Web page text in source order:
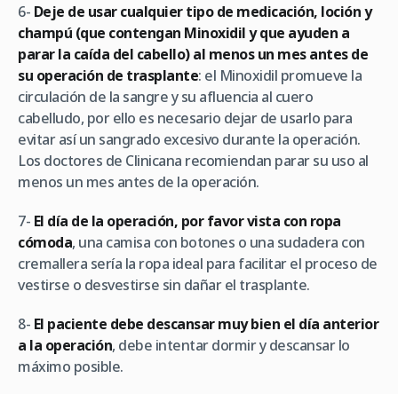
6- Deje de usar cualquier tipo de medicación, loción y
champú (que contengan Minoxidil y que ayuden a
parar la caída del cabello) al menos un mes antes de
su operación de trasplante: el Minoxidil promueve la
circulación de la sangre y su afluencia al cuero
cabelludo, por ello es necesario dejar de usarlo para
evitar así un sangrado excesivo durante la operación.
Los doctores de Clinicana recomiendan parar su uso al
menos un mes antes de la operación.
7- El día de la operación, por favor vista con ropa
cómoda, una camisa con botones o una sudadera con
cremallera sería la ropa ideal para facilitar el proceso de
vestirse o desvestirse sin dañar el trasplante.
8- El paciente debe descansar muy bien el día anterior
a la operación, debe intentar dormir y descansar lo
máximo posible.